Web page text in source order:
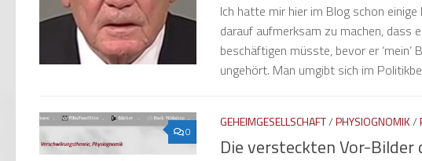
Ich hatte mir hier im Blog schon
darauf aufmerksam zu machen, dass
beschäftigen müsste, bevor er
ungehört. Man umgibt sich im
0
GEHEIMGESELLSCHAFT/PHYSIOGNOMIK/
Die versteckten Vor-Bilder